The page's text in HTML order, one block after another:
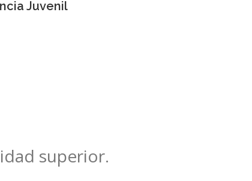
Juvenil
superior.